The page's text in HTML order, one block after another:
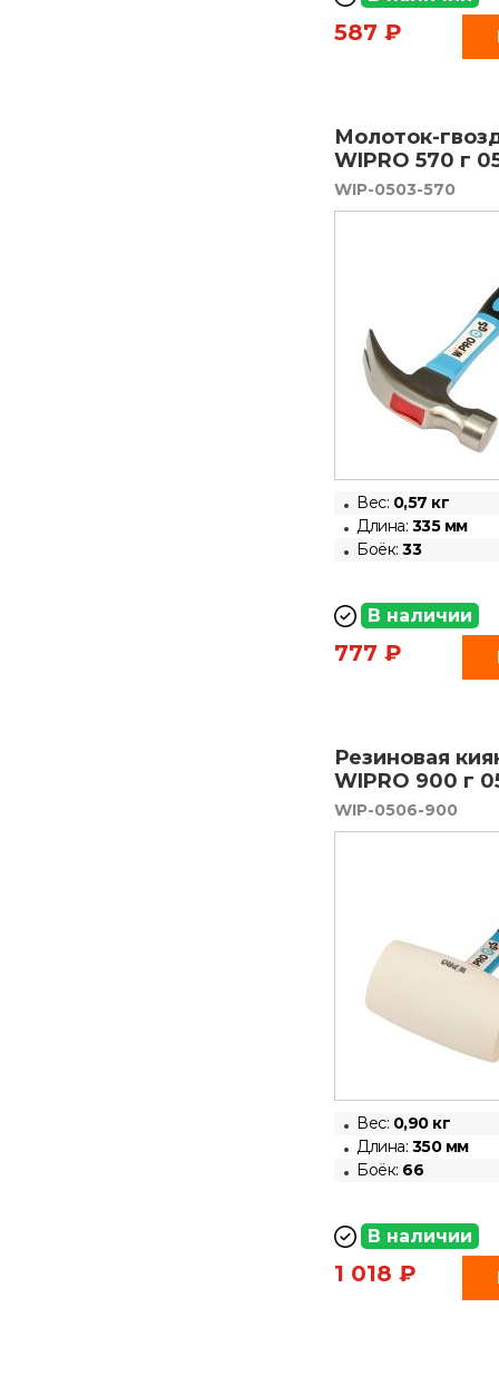
587 ₽
Молоток-
WIPRO 570 г
WIP-0503-570
Вес: 0,57 кг
Длина: 335 мм
Боёк: 33
В наличии
777 ₽
Резиновая
WIPRO 900 г
WIP-0506-900
Вес: 0,90 кг
Длина: 350 мм
Боёк: 66
В наличии
1 018 ₽